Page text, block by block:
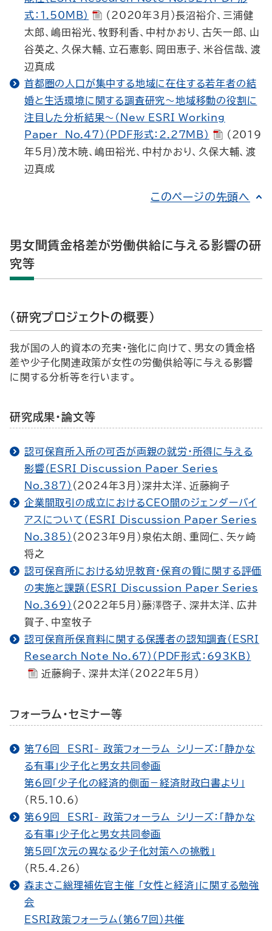
式：1.50MB）
（2020年3月）長沼裕介、三浦健
太郎、嶋田裕光、牧野利香、中村かおり、古矢一郎、山
谷英之、久保大輔、立石憲彰、岡田恵子、米谷信哉、渡
辺真成
首都圏の人口が集中する地域に在住する若年者の結
婚と生活環境に関する調査研究～地域移動の役割に
注目した分析結果～（New ESRI Working
Paper No.47）（PDF形式：2.27MB）
（2019
年5月）茂木暁、嶋田裕光、中村かおり、久保大輔、渡
辺真成
このページの先頭へ
男女間賃金格差が労働供給に与える影響の研
究等
（研究プロジェクトの概要）
我が国の人的資本の充実・強化に向けて、男女の賃金格
差や少子化関連政策が女性の労働供給等に与える影響
に関する分析等を行います。
研究成果・論文等
認可保育所入所の可否が両親の就労・所得に与える
影響（ESRI Discussion Paper Series
No.387） （2024年3月）深井太洋、近藤絢子
企業間取引の成立におけるCEO間のジェンダーバイ
アスについて（ESRI Discussion Paper Series
No.385） （2023年9月）泉佑太朗、重岡仁、矢ヶ崎
将之
認可保育所における幼児教育・保育の質に関する評価
の実施と課題（ESRI Discussion Paper Series
No.369） （2022年5月）藤澤啓子、深井太洋、広井
賀子、中室牧子
認可保育所保育料に関する保護者の認知調査（ESRI
Research Note No.67）（PDF形式：693KB）
近藤絢子、深井太洋（2022年5月）
フォーラム・セミナー等
第76回 ESRI- 政策フォーラム シリーズ：「静かな
る有事」少子化と男女共同参画
第6回「少子化の経済的側面－経済財政白書より」
（R5.10.6）
第69回 ESRI- 政策フォーラム シリーズ：「静かな
る有事」少子化と男女共同参画
第5回「次元の異なる少子化対策への挑戦」
（R5.4.26）
森まさこ総理補佐官主催 「女性と経済」に関する勉強
会
ESRI政策フォーラム（第67回）共催